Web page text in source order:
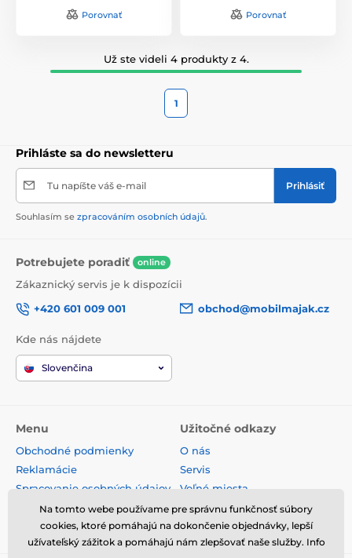
Porovnať Porovnať
Už ste videli 4 produkty z 4.
1
Prihláste sa do newsletteru
Tu napíšte váš e-mail Prihlásiť
Souhlasím se zpracováním osobních údajů.
Potrebujete poradiť online
Zákaznický servis je k dispozícii
+420 601 009 001
obchod@mobilmajak.cz
Kde nás nájdete
Slovenčina
Menu
Obchodné podmienky
Reklamácie
Spracovanie osobných údajov
Doprava a platba
Odstúpenie od zmluvy
Užitočné odkazy
O nás
Servis
Voľné miesta
Kontakt
Na tomto webe používame pre správnu funkčnosť súbory
cookies, ktoré pomáhajú na dokončenie objednávky, lepší
užívateľský zážitok a pomáhajú nám zlepšovať naše služby. Info